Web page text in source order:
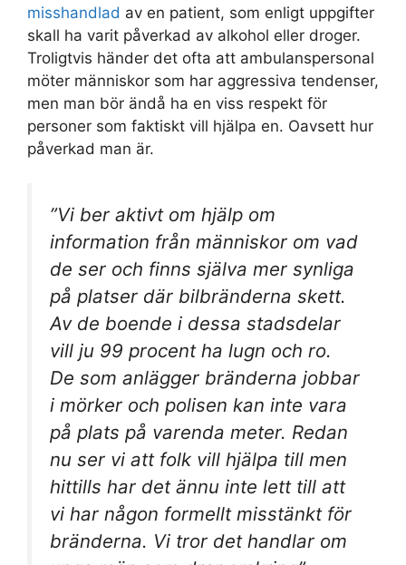
misshandlad av en patient, som enligt uppgifter
skall ha varit påverkad av alkohol eller droger.
Troligtvis händer det ofta att ambulanspersonal
möter människor som har aggressiva tendenser,
men man bör ändå ha en viss respekt för
personer som faktiskt vill hjälpa en. Oavsett hur
påverkad man är.
”Vi ber aktivt om hjälp om
information från människor om vad
de ser och finns själva mer synliga
på platser där bilbränderna skett.
Av de boende i dessa stadsdelar
vill ju 99 procent ha lugn och ro.
De som anlägger bränderna jobbar
i mörker och polisen kan inte vara
på plats på varenda meter. Redan
nu ser vi att folk vill hjälpa till men
hittills har det ännu inte lett till att
vi har någon formellt misstänkt för
bränderna. Vi tror det handlar om